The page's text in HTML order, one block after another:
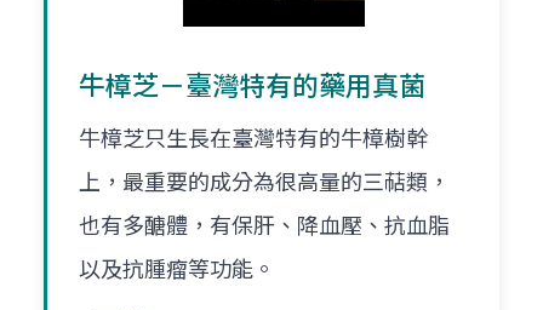
牛樟芝－臺灣特有的藥用真菌
牛樟芝只生長在臺灣特有的牛樟樹幹
上，最重要的成分為很高量的三萜類，
也有多醣體，有保肝、降血壓、抗血脂
以及抗腫瘤等功能。